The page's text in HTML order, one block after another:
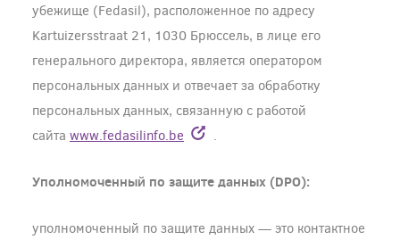
убежище (Fedasil), расположенное по адресу
Kartuizersstraat 21, 1030 Брюссель, в лице его
генерального директора, является оператором
персональных данных и отвечает за обработку
персональных данных, связанную с работой
сайта www.fedasilinfo.be .
Уполномоченный по защите данных (DPO):
уполномоченный по защите данных — это контактное